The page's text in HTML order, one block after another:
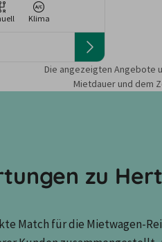
Klima
Die angezeigten Angebote
Mietdauer und dem
zu
Match für die Mietwagen-